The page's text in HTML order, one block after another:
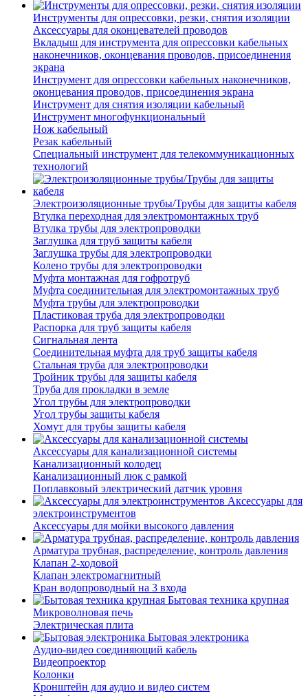
Инструменты для опрессовки, резки, снятия изоляции
Аксессуары для оконцевателей проводов
Вкладыш для инструмента для опрессовки кабельных
наконечников, оконцевания проводов, присоединения
экрана
Инструмент для опрессовки кабельных наконечников,
оконцевания проводов, присоединения экрана
Инструмент для снятия изоляции кабельный
Инструмент многофункциональный
Нож кабельный
Резак кабельный
Специальный инструмент для телекоммуникационных
технологий
Электроизоляционные трубы/Трубы для защиты кабеля
Втулка переходная для электромонтажных труб
Втулка трубы для электропроводки
Заглушка для труб защиты кабеля
Заглушка трубы для электропроводки
Колено трубы для электропроводки
Муфта монтажная для гофротруб
Муфта соединительная для электромонтажных труб
Муфта трубы для электропроводки
Пластиковая труба для электропроводки
Распорка для труб защиты кабеля
Сигнальная лента
Соединительная муфта для труб защиты кабеля
Стальная труба для электропроводки
Тройник трубы для защиты кабеля
Труба для прокладки в земле
Угол трубы для электропроводки
Угол трубы защиты кабеля
Хомут для трубы защиты кабеля
Аксессуары для канализационной системы
Канализационный колодец
Канализационный люк с рамкой
Поплавковый электрический датчик уровня
Аксессуары для
электроинструментов
Аксессуары для мойки высокого давления
Арматура трубная, распределение, контроль давления
Клапан 2-ходовой
Клапан электромагнитный
Кран водопроводный на 3 входа
Бытовая техника крупная
Микроволновая печь
Электрическая плита
Бытовая электроника
Аудио-видео соединяющий кабель
Видеопроектор
Колонки
Кронштейн для аудио и видео систем